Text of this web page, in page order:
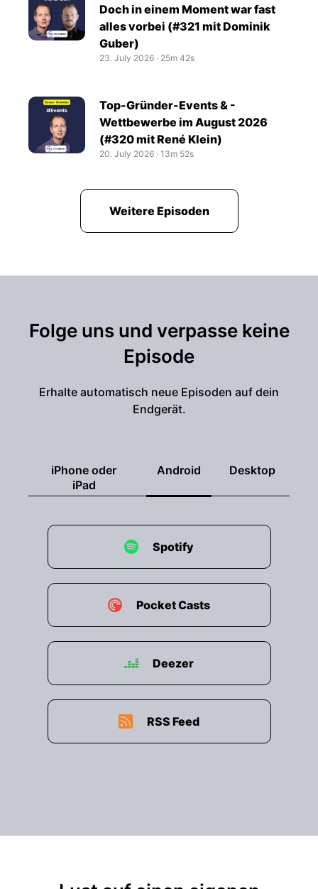
Doch in einem Moment war fast
alles vorbei (#321 mit Dominik
Guber)
23. July 2026 ‧ 25m 42s
Top-Gründer-Events & -
Wettbewerbe im August 2026
(#320 mit René Klein)
20. July 2026 ‧ 13m 52s
Weitere Episoden
Folge uns und verpasse keine
Episode
Erhalte automatisch neue Episoden auf dein
Endgerät.
iPhone oder
iPad
Android Desktop
Spotify
Pocket Casts
Deezer
RSS Feed